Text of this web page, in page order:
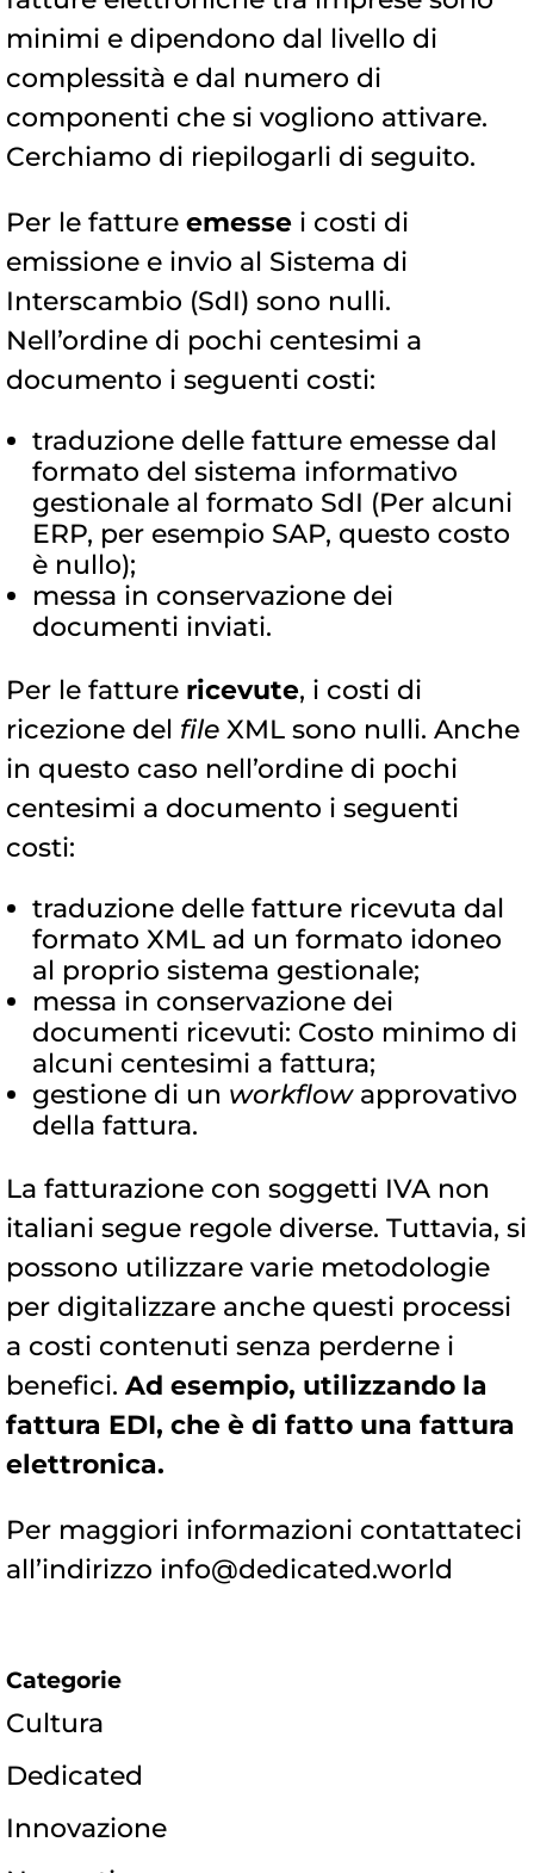
minimi e dipendono dal livello di
complessità e dal numero di
componenti che si vogliono attivare.
Cerchiamo di riepilogarli di seguito.
Per le fatture emesse i costi di
emissione e invio al Sistema di
Interscambio (SdI) sono nulli.
Nell’ordine di pochi centesimi a
documento i seguenti costi:
traduzione delle fatture emesse dal
formato del sistema informativo
gestionale al formato SdI (Per alcuni
ERP, per esempio SAP, questo costo
è nullo);
messa in conservazione dei
documenti inviati.
Per le fatture ricevute, i costi di
ricezione del file XML sono nulli. Anche
in questo caso nell’ordine di pochi
centesimi a documento i seguenti
costi:
traduzione delle fatture ricevuta dal
formato XML ad un formato idoneo
al proprio sistema gestionale;
messa in conservazione dei
documenti ricevuti: Costo minimo di
alcuni centesimi a fattura;
gestione di un workflowapprovativo
della fattura.
La fatturazione con soggetti IVA non
italiani segue regole diverse. Tuttavia, si
possono utilizzare varie metodologie
per digitalizzare anche questi processi
a costi contenuti senza perderne i
benefici. Ad esempio, utilizzando la
fattura EDI, che è di fatto una fattura
elettronica.
Per maggiori informazioni contattateci
all’indirizzo info@dedicated.world
Categorie
Cultura
Dedicated
Innovazione